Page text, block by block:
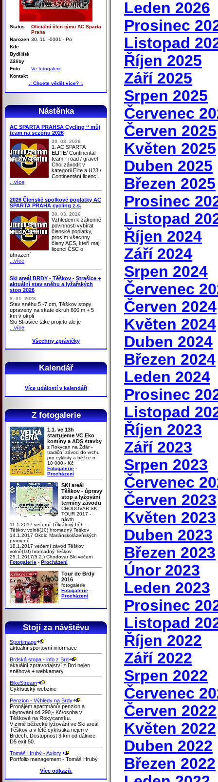
Status
Oficiální člen týmu AC Sparta
Praha
Narozen 30. 11. -0001 - Po
Kde
Bydliště
Záliby
Foto
Ve fotogalerii
Kontakt
.: Chcete vědět více? :.
Nástěnka
AC SPARTA PRAHSA Cycling ‘‘ můj
team na sezónu 2026
30. 03. 2026
1. AC SPARTA
ELITE/ Continental
team - road / gravel
Chci závodit v
kategorii Elite a U23 /
Continentání licencí.
...více
2026 Členské spolkové poplatky AC
SPARTA PRAHA cycling z.s.
30. 03. 2026
Vzhledem k zákonné
povinnosti vybírat
členské poplatky,
prosím všechny
členy ACS, kteří mají
licenci ČSC o
uhrazení
...více
Ski areál BRDY - Těškov - Strašice +
aktuální stav sněhu a lyžařských
stop 2026
9. 01. 2026
Stav sněhu 5 -7 cm, Těškov stopy
upraveny na skate okruh 600 m + 5
km v okolí
Ski Strašice take projeto ale je
...více
Všechny zprávičky
Kalendář
Více událostí v kalendáři
Z fotogalerie
1.1. ve 13h
startujeme VC Eko
komíny a ADS stavby
z Rokycan na Žďár -
tradiční závod do vrchu
pro cyklisty a běžce o
10 000,- Kč
Fotogalerie -
Procházení
SKI areál
Těškov - úpravy
stop a lyžování
termíny závodů
CHODOVAR SKI
TOUR 2017 -
návrh
11.1.2017 večerní Tříkrálový běh -
Těškov volně(10) hromadný Teškov
14.1.2017 Okolo Mariánskolázeňských
pramenů
18.1.2017 večerní závod Těškov
volně(10) hromadný Teškov
25.1.2017(5.2.) Chodovar Ski večern
Fotogalerie - Procházení
Tour de Brdy
2016
fotogalerie
Fotogalerie -
Procházení
Stojí za návštěvu
Sportimage
aktuální sportovní informace
Brdská stopa - info z Brd
aktuální zpravodajství z Brd nejen
sněhové + webkamery
BikeStream
Cyklistický webzine
Penzion - Výhledy na Brdy
Pronájem apartmánů/ penzion a
ubytování od 290,- Kč/osoba v
Těškově na Rokycansku.
V zimě běžecké lyžování ve Ski areál
Těškov a v létě cyklistika nejen v
Brdech. Dostupnost 3 km od dálnice
D5 exit 50.
Tomáš Hrubý - Axiory
Portfolio management - Tomáš Hrubý
Více odkazů.
Leden 2026
Prosinec
Listopad
Říjen 2025
Září 2025
Srpen 2025
Červenec
Červen 2025
Květen 2025
Duben 2025
Březen 2025
Prosinec
Listopad
Říjen 2024
Září 2024
Srpen 2024
Červenec
Červen 2024
Květen 2024
Duben 2024
Březen 2024
Leden 2024
Prosinec
Listopad
Říjen 2023
Září 2023
Srpen 2023
Červenec
Červen 2023
Květen 2023
Duben 2023
Březen 2023
Únor 2023
Leden 2023
Prosinec
Listopad
Říjen 2022
Září 2022
Srpen 2022
Červenec
Červen 2022
Květen 2022
Duben 2022
Březen 2022